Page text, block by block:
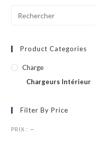
Product Categories
Charge
Chargeurs Intérieur
Filter By Price
PRIX : —